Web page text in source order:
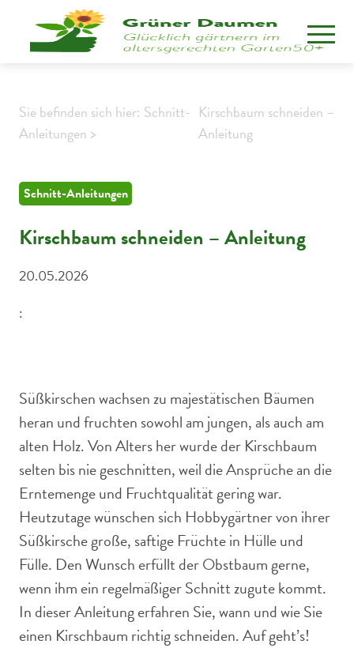
Sie befinden sich hier: Schnitt-
Anleitungen >
Kirschbaum schneiden –
Anleitung
Schnitt-Anleitungen
Kirschbaum schneiden – Anleitung
20.05.2026
:
Süßkirschen wachsen zu majestätischen Bäumen
heran und fruchten sowohl am jungen, als auch am
alten Holz. Von Alters her wurde der Kirschbaum
selten bis nie geschnitten, weil die Ansprüche an die
Erntemenge und Fruchtqualität gering war.
Heutzutage wünschen sich Hobbygärtner von ihrer
Süßkirsche große, saftige Früchte in Hülle und
Fülle. Den Wunsch erfüllt der Obstbaum gerne,
wenn ihm ein regelmäßiger Schnitt zugute kommt.
In dieser Anleitung erfahren Sie, wann und wie Sie
einen Kirschbaum richtig schneiden. Auf geht’s!